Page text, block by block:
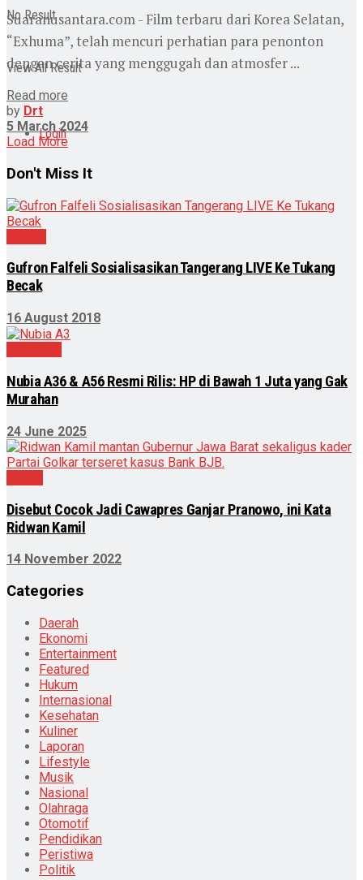
No Result
View All Result
Login
Suaranusantara.com - Film terbaru dari Korea Selatan,
“Exhuma”, telah mencuri perhatian para penonton
dengan cerita yang menggugah dan atmosfer ...
Read more
by Drt
5 March 2024
Load More
Don't Miss It
Gufron Falfeli Sosialisasikan Tangerang LIVE Ke Tukang
Becak
16 August 2018
Nubia A36 & A56 Resmi Rilis: HP di Bawah 1 Juta yang Gak
Murahan
24 June 2025
Disebut Cocok Jadi Cawapres Ganjar Pranowo, ini Kata
Ridwan Kamil
14 November 2022
Categories
Daerah
Ekonomi
Entertainment
Featured
Hukum
Internasional
Kesehatan
Kuliner
Laporan
Lifestyle
Musik
Nasional
Olahraga
Otomotif
Pendidikan
Peristiwa
Politik